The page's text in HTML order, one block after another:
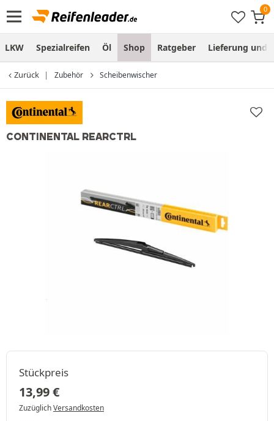
LKW Spezialreifen Öl Shop Ratgeber Lieferung und
Zurück Zubehör Scheibenwischer
CONTINENTAL REARCTRL
Stückpreis
13,99€
ZuzüglichVersandkosten